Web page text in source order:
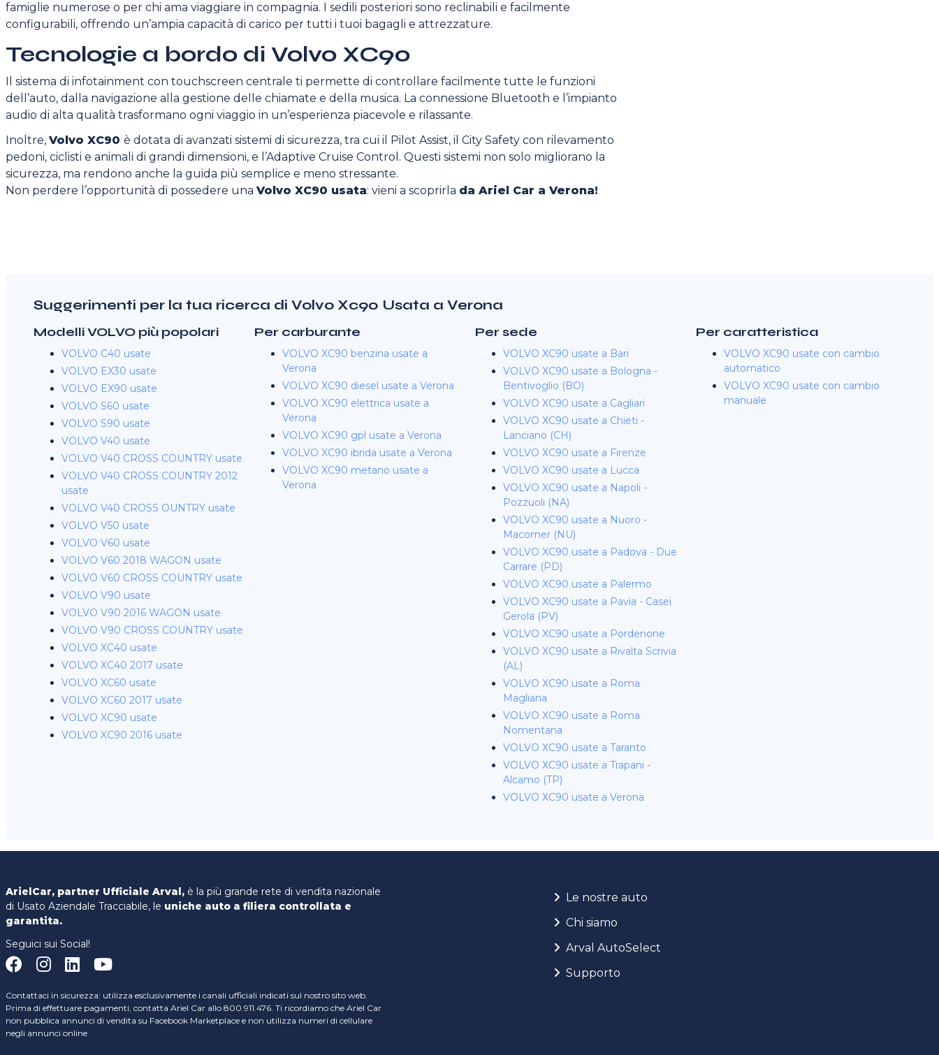
famiglie numerose o per chi ama viaggiare in compagnia. I sedili posteriori sono reclinabili e facilmente
configurabili, offrendo un’ampia capacità di carico per tutti i tuoi bagagli e attrezzature.
Tecnologie a bordo di Volvo XC90
Il sistema di infotainment con touchscreen centrale ti permette di controllare facilmente tutte le funzioni
dell’auto, dalla navigazione alla gestione delle chiamate e della musica. La connessione Bluetooth e l’impianto
audio di alta qualità trasformano ogni viaggio in un’esperienza piacevole e rilassante.
Inoltre, Volvo XC90 è dotata di avanzati sistemi di sicurezza, tra cui il Pilot Assist, il City Safety con rilevamento
pedoni, ciclisti e animali di grandi dimensioni, e l’Adaptive Cruise Control. Questi sistemi non solo migliorano la
sicurezza, ma rendono anche la guida più semplice e meno stressante.
Non perdere l’opportunità di possedere una Volvo XC90 usata: vieni a scoprirla da Ariel Car a Verona!
Suggerimenti per la tua ricerca di Volvo Xc90 Usata a Verona
Modelli VOLVO più popolari
VOLVO C40 usate
VOLVO EX30 usate
VOLVO EX90 usate
VOLVO S60 usate
VOLVO S90 usate
VOLVO V40 usate
VOLVO V40 CROSS COUNTRY usate
VOLVO V40 CROSS COUNTRY 2012
usate
VOLVO V40 CROSS OUNTRY usate
VOLVO V50 usate
VOLVO V60 usate
VOLVO V60 2018 WAGON usate
VOLVO V60 CROSS COUNTRY usate
VOLVO V90 usate
VOLVO V90 2016 WAGON usate
VOLVO V90 CROSS COUNTRY usate
VOLVO XC40 usate
VOLVO XC40 2017 usate
VOLVO XC60 usate
VOLVO XC60 2017 usate
VOLVO XC90 usate
VOLVO XC90 2016 usate
Per carburante
VOLVO XC90 benzina usate a
Verona
VOLVO XC90 diesel usate a Verona
VOLVO XC90 elettrica usate a
Verona
VOLVO XC90 gpl usate a Verona
VOLVO XC90 ibrida usate a Verona
VOLVO XC90 metano usate a
Verona
Per sede
VOLVO XC90 usate a Bari
VOLVO XC90 usate a Bologna -
Bentivoglio (BO)
VOLVO XC90 usate a Cagliari
VOLVO XC90 usate a Chieti -
Lanciano (CH)
VOLVO XC90 usate a Firenze
VOLVO XC90 usate a Lucca
VOLVO XC90 usate a Napoli -
Pozzuoli (NA)
VOLVO XC90 usate a Nuoro -
Macomer (NU)
VOLVO XC90 usate a Padova - Due
Carrare (PD)
VOLVO XC90 usate a Palermo
VOLVO XC90 usate a Pavia - Casei
Gerola (PV)
VOLVO XC90 usate a Pordenone
VOLVO XC90 usate a Rivalta Scrivia
(AL)
VOLVO XC90 usate a Roma
Magliana
VOLVO XC90 usate a Roma
Nomentana
VOLVO XC90 usate a Taranto
VOLVO XC90 usate a Trapani -
Alcamo (TP)
VOLVO XC90 usate a Verona
Per caratteristica
VOLVO XC90 usate con cambio
automatico
VOLVO XC90 usate con cambio
manuale
ArielCar, partner Ufficiale Arval, è la più grande rete di vendita nazionale
di Usato Aziendale Tracciabile, le uniche auto a filiera controllata e
garantita.
Seguici sui Social!
Contattaci in sicurezza: utilizza esclusivamente i canali ufficiali indicati sul nostro sito web.
Prima di effettuare pagamenti, contatta Ariel Car allo 800.911.476. Ti ricordiamo che Ariel Car
non pubblica annunci di vendita su Facebook Marketplace e non utilizza numeri di cellulare
negli annunci online
Le nostre auto
Chi siamo
Arval AutoSelect
Supporto